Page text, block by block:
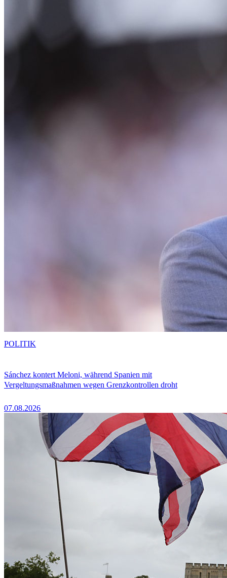
Sánchez kontert Meloni, während Spanien mit
Vergeltungsmaßnahmen wegen Grenzkontrollen droht
07.08.2026
POLITIK